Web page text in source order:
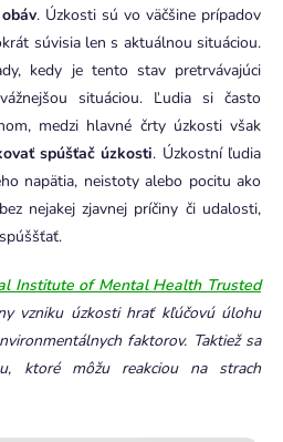
. Úzkosti sú vo väčšine prípadov
súvisia len s aktuálnou situáciou.
kedy je tento stav pretrvávajúci
situáciou. Ľudia si často
medzi hlavné črty úzkosti však
spúšťač úzkosti. Úzkostní ľudia
napätia, neistoty alebo pocitu ako
nejakej zjavnej príčiny či udalosti,
Institute of Mental Health Trusted
vzniku úzkosti hrať kľúčovú úlohu
faktorov. Taktiež sa
ktoré môžu reakciou na strach